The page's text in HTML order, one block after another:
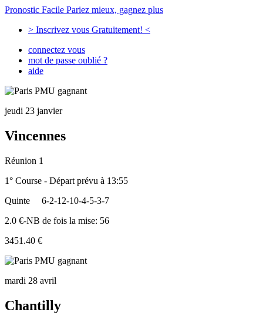
Pronostic Facile Pariez mieux, gagnez plus
> Inscrivez vous Gratuitement! <
connectez vous
mot de passe oublié ?
aide
jeudi 23 janvier
Vincennes
Réunion 1
1° Course - Départ prévu à 13:55
Quinte
6-2-12-10-4-5-3-7
2.0 €-NB de fois la mise: 56
3451.40 €
mardi 28 avril
Chantilly